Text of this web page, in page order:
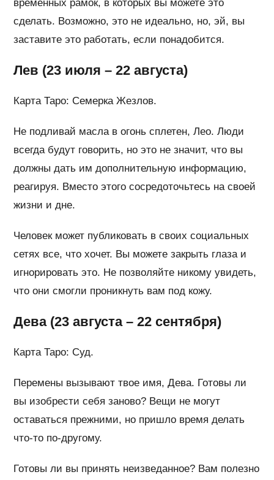
временных рамок, в которых вы можете это
сделать. Возможно, это не идеально, но, эй, вы
заставите это работать, если понадобится.
Лев (23 июля – 22 августа)
Карта Таро: Семерка Жезлов.
Не подливай масла в огонь сплетен, Лео. Люди
всегда будут говорить, но это не значит, что вы
должны дать им дополнительную информацию,
реагируя. Вместо этого сосредоточьтесь на своей
жизни и дне.
Человек может публиковать в своих социальных
сетях все, что хочет. Вы можете закрыть глаза и
игнорировать это. Не позволяйте никому увидеть,
что они смогли проникнуть вам под кожу.
Дева (23 августа – 22 сентября)
Карта Таро: Суд.
Перемены вызывают твое имя, Дева. Готовы ли
вы изобрести себя заново? Вещи не могут
оставаться прежними, но пришло время делать
что-то по-другому.
Готовы ли вы принять неизведанное? Вам полезно